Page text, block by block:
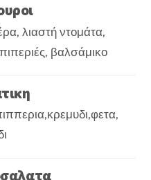
λιαστή ντομάτα,
βαλσάμικο